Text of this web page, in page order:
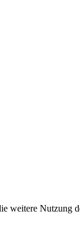
weitere Nutzung